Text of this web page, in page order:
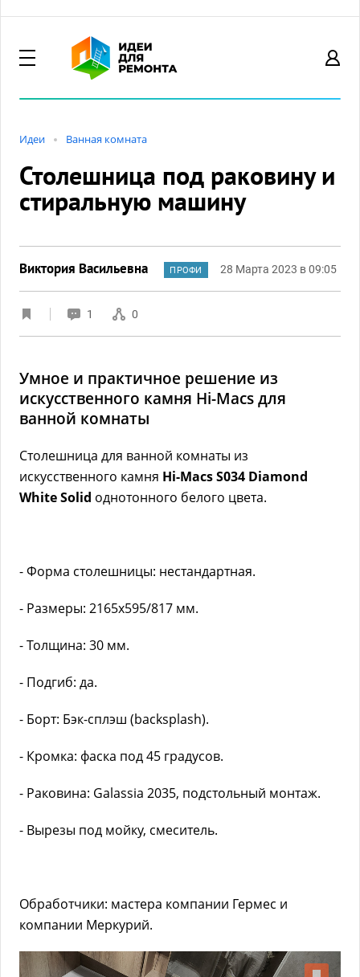
Идеи Ванная комната
Столешница под раковину и
стиральную машину
Виктория Васильевна ПРОФИ 28 Марта 2023 в 09:05
1 0
Умное и практичное решение из
искусственного камня Hi-Macs для
ванной комнаты
Столешница для ванной комнаты из
искусственного камня Hi-Macs S034 Diamond
White Solid однотонного белого цвета.
- Форма столешницы: нестандартная.
- Размеры: 2165х595/817 мм.
- Толщина: 30 мм.
- Подгиб: да.
- Борт: Бэк-сплэш (backsplash).
- Кромка: фаска под 45 градусов.
- Раковина: Galassia 2035, подстольный монтаж.
- Вырезы под мойку, смеситель.
Обработчики: мастера компании Гермес и
компании Меркурий.